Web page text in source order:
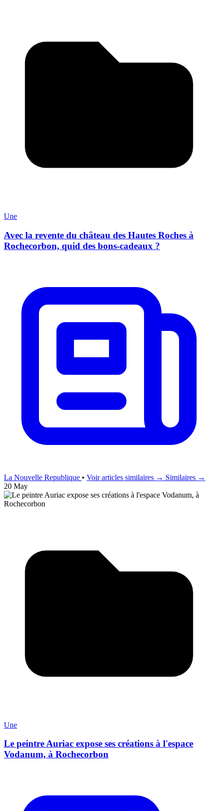
Une
Avec la revente du château des Hautes Roches à
Rochecorbon, quid des bons-cadeaux ?
La Nouvelle Republique • Voir articles similaires → Similaires →
20 May
Une
Le peintre Auriac expose ses créations à l'espace
Vodanum, à Rochecorbon